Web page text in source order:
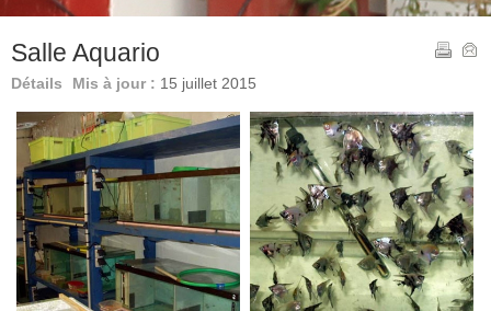
Salle Aquario
Détails Mis à jour : 15 juillet 2015